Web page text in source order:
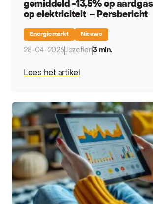
gemiddeld -13,5% op
op elektriciteit – Persbericht
Energiemarkt Nieuws
28-04-2026Jozefien3 min.
Lees het artikel